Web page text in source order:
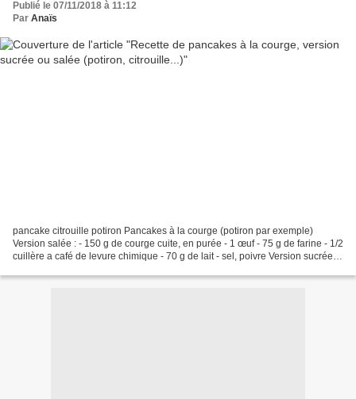
Publié le 07/11/2018 à 11:12
Par Anaïs
pancake citrouille potiron Pancakes à la courge (potiron par exemple)
Version salée : - 150 g de courge cuite, en purée - 1 œuf - 75 g de farine - 1/2
cuillère a café de levure chimique - 70 g de lait - sel, poivre Version sucrée : -